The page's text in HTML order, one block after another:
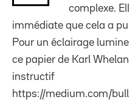
complexe.
immédiate que cela a
Pour un éclairage
ce papier de Karl
instructif
https://medium.com/